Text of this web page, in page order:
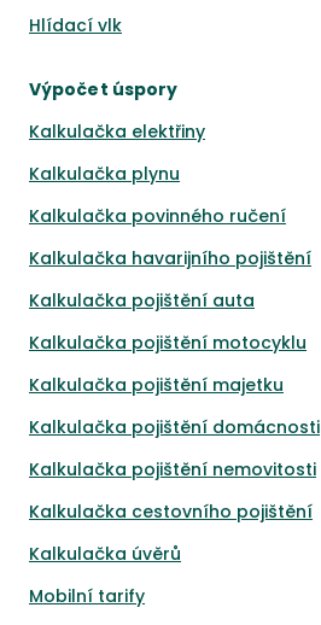
Hlídací vlk
Výpočet úspory
Kalkulačka elektřiny
Kalkulačka plynu
Kalkulačka povinného ručení
Kalkulačka havarijního pojištění
Kalkulačka pojištění auta
Kalkulačka pojištění motocyklu
Kalkulačka pojištění majetku
Kalkulačka pojištění domácnosti
Kalkulačka pojištění nemovitosti
Kalkulačka cestovního pojištění
Kalkulačka úvěrů
Mobilní tarify